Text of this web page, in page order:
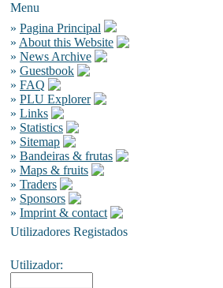
Menu
» Pagina Principal
» About this Website
» News Archive
» Guestbook
» FAQ
» PLU Explorer
» Links
» Statistics
» Sitemap
» Bandeiras & frutas
» Maps & fruits
» Traders
» Sponsors
» Imprint & contact
Utilizadores Registados
Utilizador: